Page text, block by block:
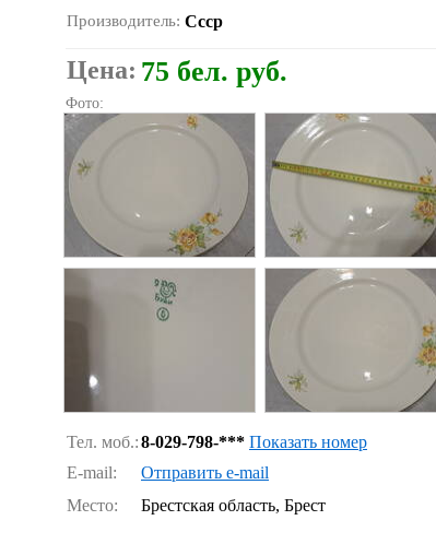
Производитель: Ссср
Цена: 75 бел. руб.
Фото:
Тел. моб.:8-029-798-*** Показать номер
E-mail: Отправить e-mail
Место: Брестская область, Брест